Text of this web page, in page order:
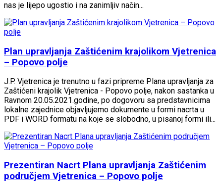
nas je lijepo ugostio i na zanimljiv način...
Plan upravljanja Zaštićenim krajolikom Vjetrenica
– Popovo polje
J.P. Vjetrenica je trenutno u fazi pripreme Plana upravljanja za
Zaštićeni krajolik Vjetrenica - Popovo polje, nakon sastanka u
Ravnom 20.05.2021.godine, po dogovoru sa predstavnicima
lokalne zajednice objavljujemo dokumente u formi nacrta u
PDF i WORD formatu na koje se slobodno, u pisanoj formi ili...
Prezentiran Nacrt Plana upravljanja Zaštićenim
područjem Vjetrenica – Popovo polje